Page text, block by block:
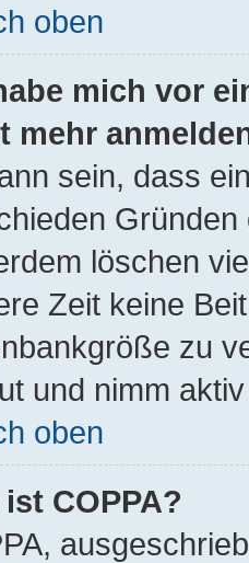
oben
mich vor
mehr
sein, dass
löschen
Zeit keine
zu
und nimm
oben
ist COPPA?